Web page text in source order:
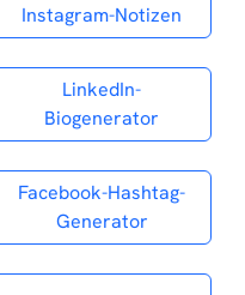
Instagram-Notizen
LinkedIn-
Biogenerator
Facebook-Hashtag-
Generator